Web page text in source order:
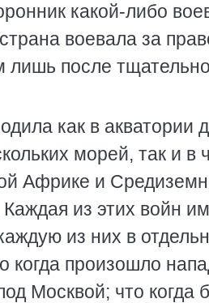
какой-либо
воевала за
после
как в акватории
морей, так и в
Африке и
из этих войн
из них в
когда произошло
Москвой; что когда